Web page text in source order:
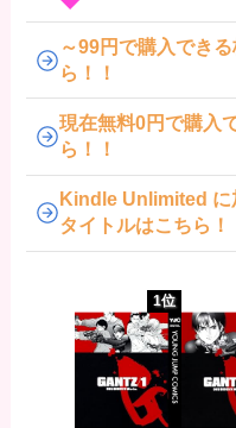
～99円で購入でき
ら！！
現在無料0円で購入
ら！！
Kindle Unlimited に
タイトルはこちら！
1位